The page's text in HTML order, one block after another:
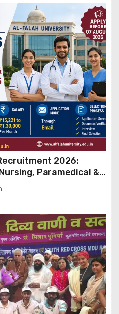
2026:
Paramedical &
Apply Through Email